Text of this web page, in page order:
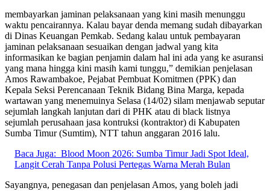
membayarkan jaminan pelaksanaan yang kini masih menunggu
waktu pencairannya. Kalau bayar denda memang sudah dibayarkan
di Dinas Keuangan Pemkab. Sedang kalau untuk pembayaran
jaminan pelaksanaan sesuaikan dengan jadwal yang kita
informasikan ke bagian penjamin dalam hal ini ada yang ke asuransi
yang mana hingga kini masih kami tunggu,” demikian penjelasan
Amos Rawambakoe, Pejabat Pembuat Komitmen (PPK) dan
Kepala Seksi Perencanaan Teknik Bidang Bina Marga, kepada
wartawan yang menemuinya Selasa (14/02) silam menjawab seputar
sejumlah langkah lanjutan dari di PHK atau di black listnya
sejumlah perusahaan jasa kontruksi (kontraktor) di Kabupaten
Sumba Timur (Sumtim), NTT tahun anggaran 2016 lalu.
Baca Juga: Blood Moon 2026: Sumba Timur Jadi Spot Ideal,
Langit Cerah Tanpa Polusi Pertegas Warna Merah Bulan
Sayangnya, penegasan dan penjelasan Amos, yang boleh jadi